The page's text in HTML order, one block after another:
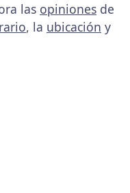
las opiniones de
, la ubicación y